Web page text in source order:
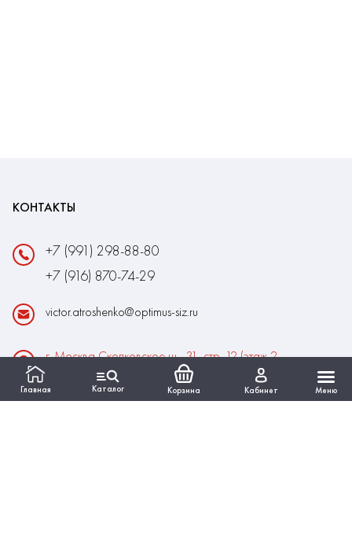
Главная Каталог Корзина Кабинет Меню
КОНТАКТЫ
+7 (991) 298-88-80
+7 (916) 870-74-29
victor.atroshenko@optimus-siz.ru
г. Москва Сколковское ш., 31, стр. 12 (этаж 2,
помещение 22)
Время работы: